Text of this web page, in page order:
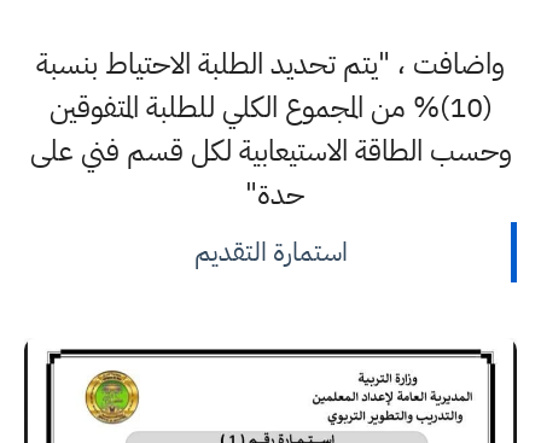
واضافت ، "يتم تحديد الطلبة الاحتياط بنسبة
(10)% من المجموع الكلي للطلبة المتفوقين
وحسب الطاقة الاستيعابية لكل قسم فني على
حدة"
استمارة التقديم